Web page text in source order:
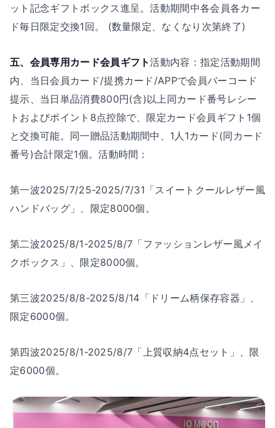
ット記念ギフトボックス進呈。活動期間中各会員各カー
ド毎日限定交換1回。 (数量限定、なくなり次第終了)
五、会員専用カード会員ギフト活動内容：指定活動期間
内、当日会員カード/提携カード/APPで会員バーコード
提示、当日単品消費800円(含)以上同カード番号レシー
トおよびポイント8点控除で、限定カード会員ギフト1個
と交換可能。同一贈品活動期間中、1人1カード(同カード
番号)合計限定1個。活動時間：
第一波2025/7/25-2025/7/31「スイートクールレザー風
ハンドバッグ」、限定8000個。
第二波2025/8/1-2025/8/7「ファッションレザー風メイ
クボックス」、限定8000個。
第三波2025/8/8-2025/8/14「ドリーム柄保存容器」、
限定6000個。
第四波2025/8/1-2025/8/7「上質収納4点セット」、限
定6000個。